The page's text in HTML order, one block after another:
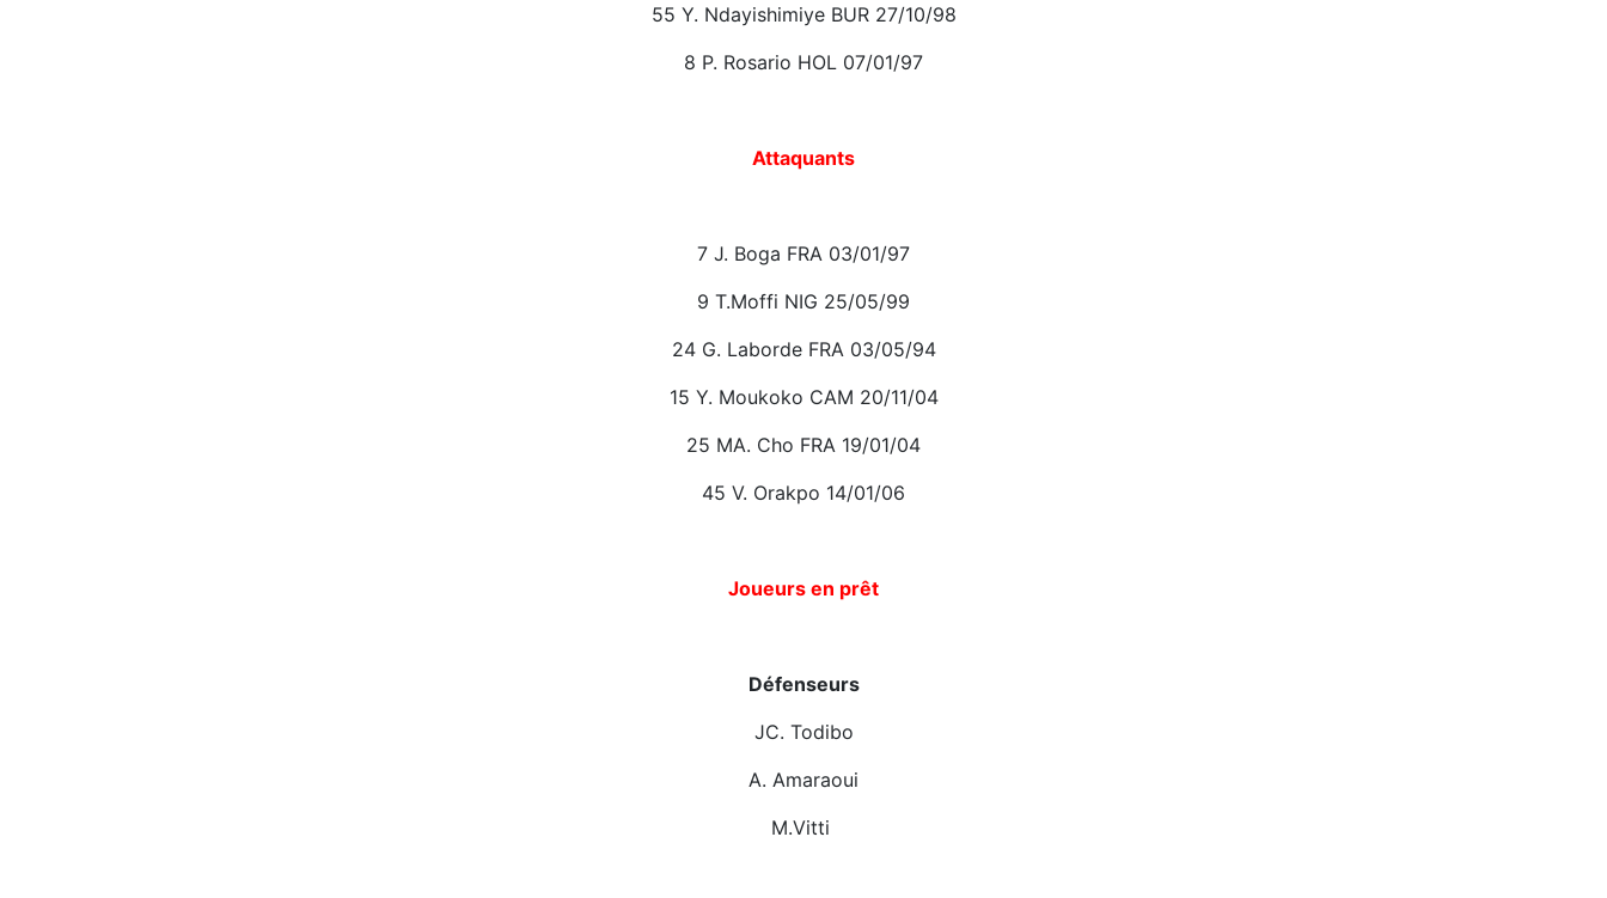
55 Y. Ndayishimiye BUR 27/10/98
8 P. Rosario HOL 07/01/97
Attaquants
7 J. Boga FRA 03/01/97
9 T.Moffi NIG 25/05/99
24 G. Laborde FRA 03/05/94
15 Y. Moukoko CAM 20/11/04
25 MA. Cho FRA 19/01/04
45 V. Orakpo 14/01/06
Joueurs en prêt
Défenseurs
JC. Todibo
A. Amaraoui
M.Vitti